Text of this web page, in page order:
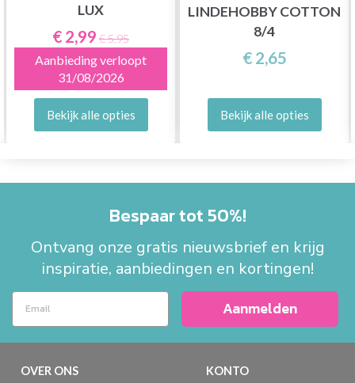
LUX
€ 2,99 € 5,95
Aanbieding verloopt
31/08/2026
Bekijk alle opties
LINDEHOBBY COTTON
8/4
€ 2,65
Bekijk alle opties
Bespaar tot 50%!
Ontvang onze gratis nieuwsbrief en krijg
inspiratie, aanbiedingen en kortingen!
Aanmelden
OVER ONS KONTO